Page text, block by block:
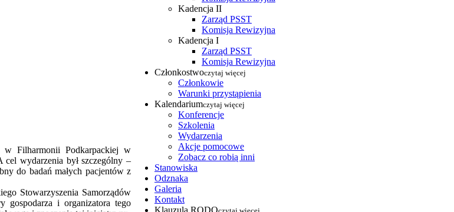
Kadencja II
Zarząd PSST
Komisja Rewizyjna
Kadencja I
Zarząd PSST
Komisja Rewizyjna
Członkostwoczytaj więcej
Członkowie
Warunki przystąpienia
Kalendariumczytaj więcej
Konferencje
Szkolenia
Wydarzenia
Akcje pomocowe
Zobacz co robią inni
Stanowiska
Odznaka
Galeria
Kontakt
Klauzula RODO
w Filharmonii Podkarpackiej w
wydarzenia był szczególny –
do badań małych pacjentów z
Stowarzyszenia Samorządów
gospodarza i organizatora tego